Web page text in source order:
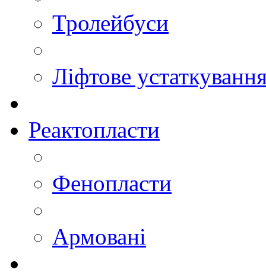
Тролейбуси
Ліфтове
Реактопласти
Фенопласти
Армовані